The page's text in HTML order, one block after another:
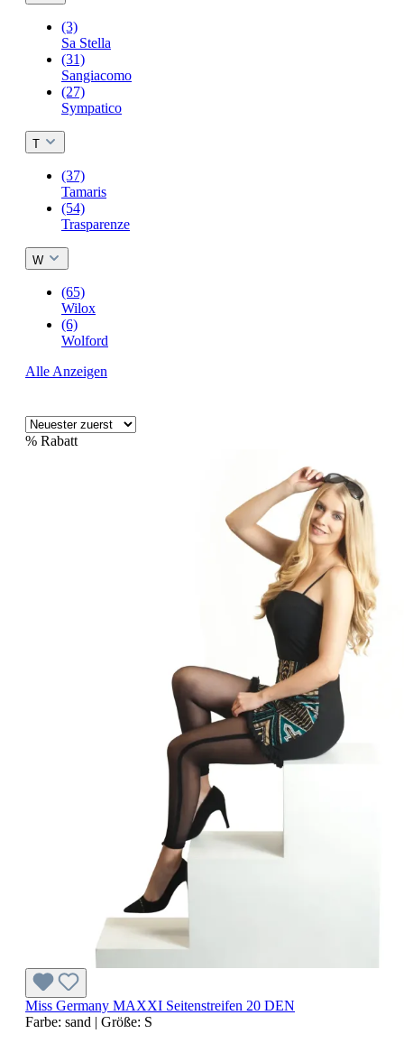
(3)
Sa Stella
(31)
Sangiacomo
(27)
Sympatico
T
(37)
Tamaris
(54)
Trasparenze
W
(65)
Wilox
(6)
Wolford
Alle Anzeigen
% Rabatt
Miss Germany MAXXI Seitenstreifen 20 DEN
Farbe: sand | Größe: S